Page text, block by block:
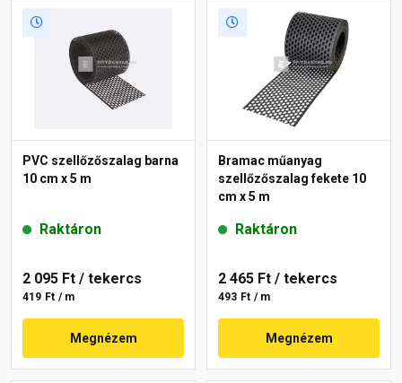
PVC szellőzőszalag barna
10 cm x 5 m
Raktáron
2 095 Ft / tekercs
419 Ft / m
Megnézem
Bramac műanyag
szellőzőszalag fekete 10
cm x 5 m
Raktáron
2 465 Ft / tekercs
493 Ft / m
Megnézem